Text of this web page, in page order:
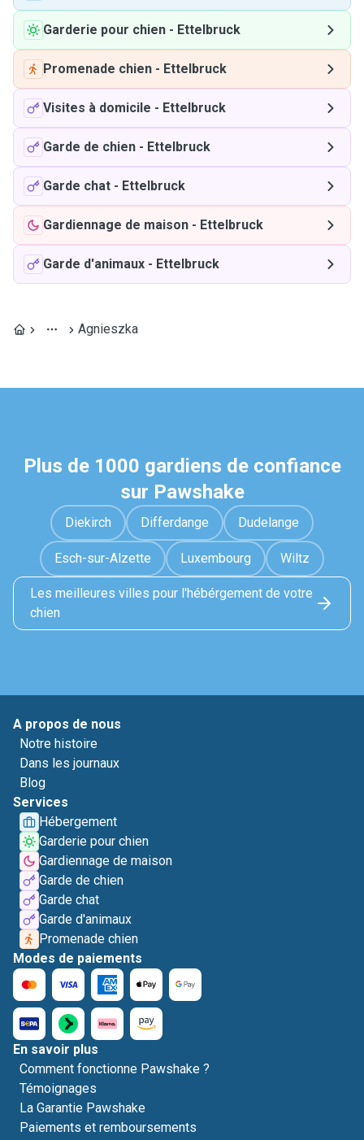
Garderie pour chien - Ettelbruck
Promenade chien - Ettelbruck
Visites à domicile - Ettelbruck
Garde de chien - Ettelbruck
Garde chat - Ettelbruck
Gardiennage de maison - Ettelbruck
Garde d'animaux - Ettelbruck
Agnieszka
Plus de 1000 gardiens de confiance
sur Pawshake
Diekirch Differdange Dudelange
Esch-sur-Alzette Luxembourg Wiltz
Les meilleures villes pour l'hébérgement de votre
chien
A propos de nous
Notre histoire
Dans les journaux
Blog
Services
Hébergement
Garderie pour chien
Gardiennage de maison
Garde de chien
Garde chat
Garde d'animaux
Promenade chien
Modes de paiements
En savoir plus
Comment fonctionne Pawshake ?
Témoignages
La Garantie Pawshake
Paiements et remboursements